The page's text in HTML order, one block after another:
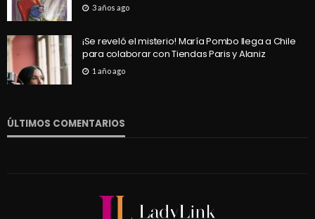
3 años ago
¡Se reveló el misterio! María Pombo llega a Chile
para colaborar con Tiendas Paris y Alaniz
1 año ago
ÚLTIMOS COMENTARIOS